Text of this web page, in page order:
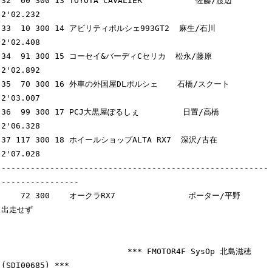
2'02.232
33  10 300 14 アビリティポルシェ993GT2  麻生/石川
2'02.408
34  91 300 15 コーセイ&バーディCセリカ  松永/藤原
2'02.892
35  70 300 16 外車の外国屋DLポルシェ    石橋/スクート
2'03.007
36  99 300 17 PCJ大黒屋ぽるしぇ         日置/高橋
2'06.328
37 117 300 18 ホイールショップALTA RX7  深沢/古在
2'07.028
-------------------------------------------------------
----------------
出走せず
(SDI00685) ***